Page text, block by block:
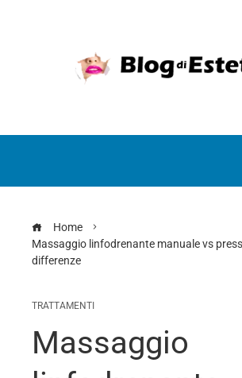
Home
Massaggio linfodrenante manuale vs
differenze
TRATTAMENTI
Massaggio